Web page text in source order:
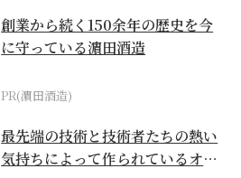
創業から続く150余年の歴史を今
に守っている濵田酒造
PR(濵田酒造)
最先端の技術と技術者たちの熱い
気持ちによって作られているオー